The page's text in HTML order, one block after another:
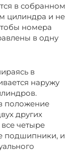
в собранном
цилиндра и не
номера
в одну
в
наружу
положение
других
четыре
подшипники, и